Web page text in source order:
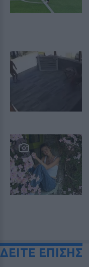
ΔΕΙΤΕ ΕΠΙΣΗΣ